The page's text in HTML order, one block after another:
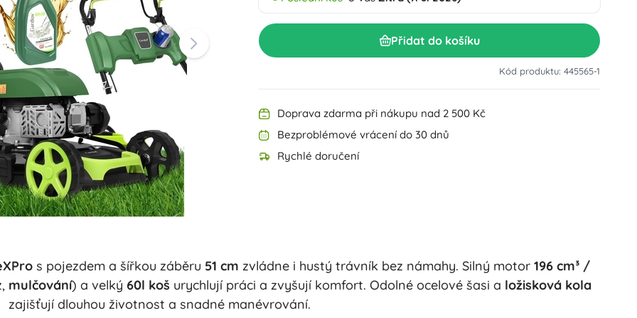
Výbava pro nejmenší
Dekorace
Bezpečnost
Organizace
Noční osvětlení
Doplňky k umyvadlu
Doplňky na WC
Doplňky k vaně a sprše
Škola Figurky
Párty
Knihy Hračky do vody
Zahradní osvětlení Dekorace
Hudba
Přidat do košíku
Kód produktu: 445565-1
Doprava zdarma při nákupu nad 2 500 Kč
Bezproblémové vrácení do 30 dnů
Rychlé doručení
s pojezdem a šířkou záběru 51 cm zvládne i hustý trávník bez námahy. Silný motor 196 cm³ /
mulčování) a velký 60l koš urychlují práci a zvyšují komfort. Odolné ocelové šasi a ložisková kola
zajišťují dlouhou životnost a snadné manévrování.